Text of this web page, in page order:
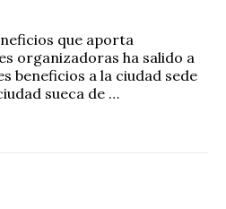
que aporta
organizadoras ha salido a
beneficios a la ciudad sede
sueca de …